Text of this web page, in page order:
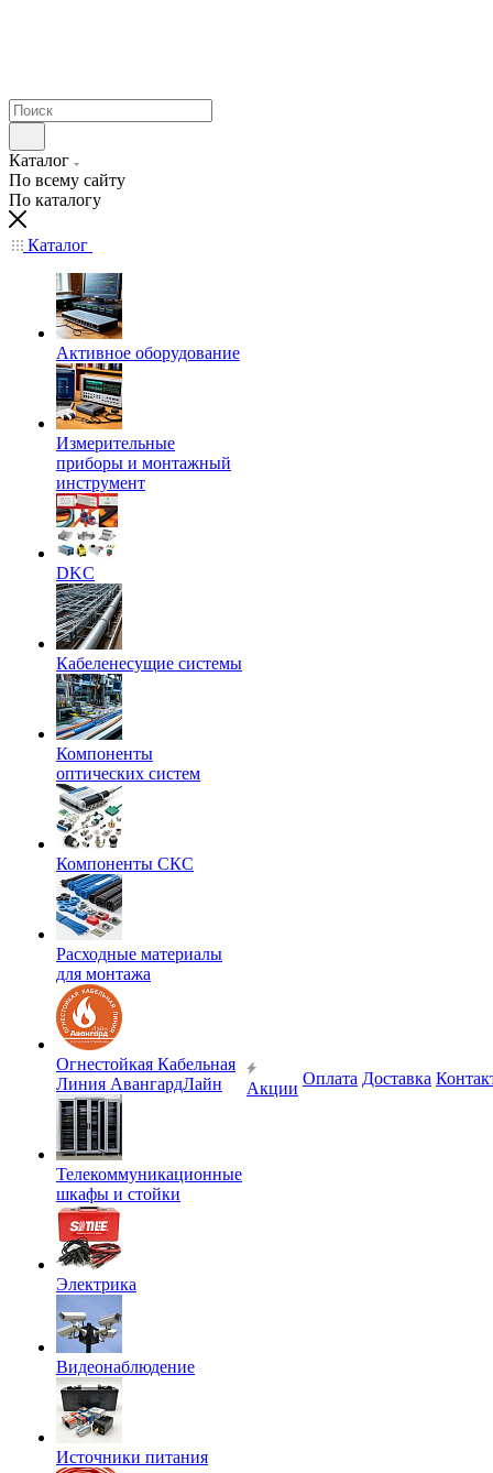
Каталог
По всему сайту
По каталогу
Каталог
Активное оборудование
Измерительные
приборы и монтажный
инструмент
DKC
Кабеленесущие системы
Компоненты
оптических систем
Компоненты СКС
Расходные материалы
для монтажа
Огнестойкая Кабельная
Линия АвангардЛайн
Телекоммуникационные
шкафы и стойки
Электрика
Видеонаблюдение
Источники питания
Акции
Оплата Доставка